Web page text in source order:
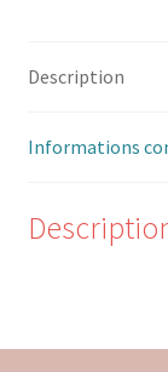
Formations
Description
Informations